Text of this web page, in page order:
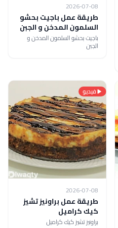
2026-07-08
طريقة عمل باجيت بحشو
السلمون المدخن و الجبن
باجيت بحشو السلمون المدخن و
الجبن
فيديو
2026-07-08
طريقة عمل براونيز تشيز
كيك كراميل
براونيز تشيز كيك كراميل